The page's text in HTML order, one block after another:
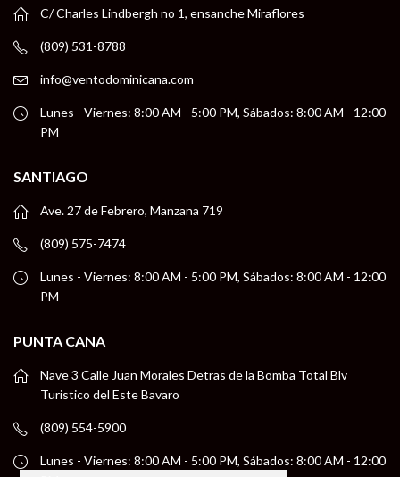
C/ Charles Lindbergh no 1, ensanche Miraflores
(809) 531-8788
info@ventodominicana.com
Lunes - Viernes: 8:00 AM - 5:00 PM, Sábados: 8:00 AM - 12:00
PM
SANTIAGO
Ave. 27 de Febrero, Manzana 719
(809) 575-7474
Lunes - Viernes: 8:00 AM - 5:00 PM, Sábados: 8:00 AM - 12:00
PM
PUNTA CANA
Nave 3 Calle Juan Morales Detras de la Bomba Total Blv
Turistico del Este Bavaro
(809) 554-5900
Lunes - Viernes: 8:00 AM - 5:00 PM, Sábados: 8:00 AM - 12:00